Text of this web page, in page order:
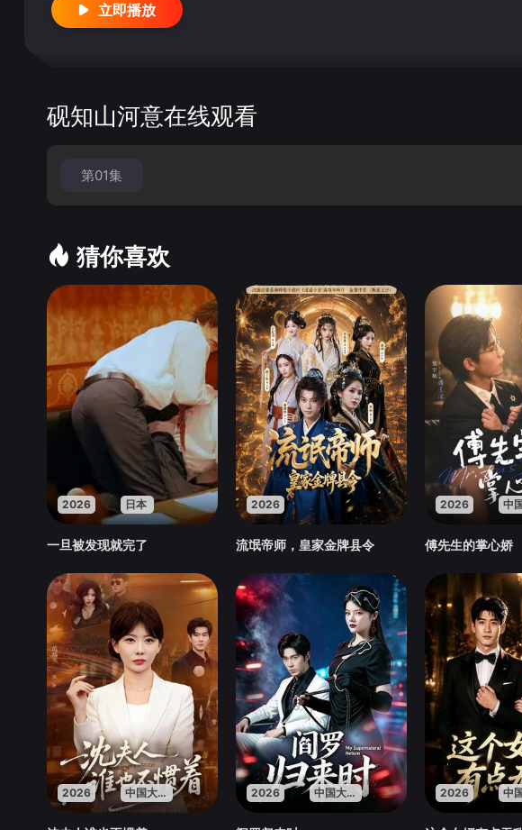
立即播放
砚知山河意在线观看
第01集
猜你喜欢
2026 日本
一旦被发现就完了
2026
流氓帝师，皇家金牌县令
2026
傅先生的掌心娇
2026 中国大陆 2026 中国大陆 2026